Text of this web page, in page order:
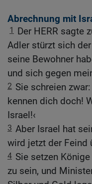
Abrechnung mit
1
Der HERR sagte
Adler stürzt sich
seine Bewohner
und sich gegen
2 Sie schreien zwar:
kennen dich doch!
Israel!‹
3 Aber Israel hat
wird jetzt der Feind
4 Sie setzen
zu sein, und